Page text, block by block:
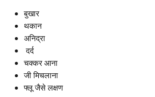
बुखार
थकान
अनिद्रा
दर्द
चक्कर आना
जी मिचलाना
फ्लू जैसे लक्षण